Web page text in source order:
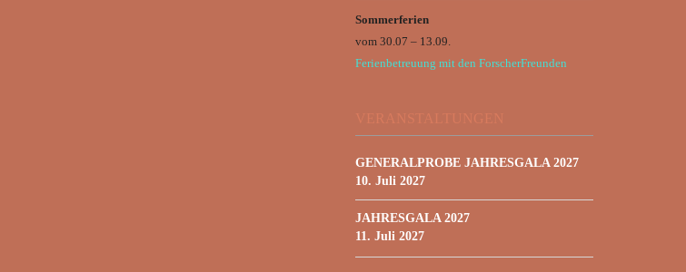
Sommerferien
vom 30.07 – 13.09.
Ferienbetreuung mit den ForscherFreunden
VERANSTALTUNGEN
GENERALPROBE JAHRESGALA 2027
10. Juli 2027
JAHRESGALA 2027
11. Juli 2027